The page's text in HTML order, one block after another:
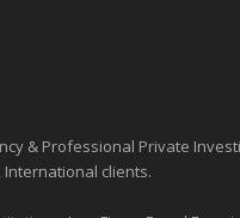
& Professional Private
, International clients.